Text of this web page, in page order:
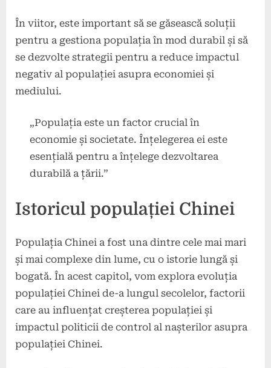
În viitor, este important să se găsească soluții
pentru a gestiona populația în mod durabil și să
se dezvolte strategii pentru a reduce impactul
negativ al populației asupra economiei și
mediului.
„Populația este un factor crucial în
economie și societate. Înțelegerea ei este
esențială pentru a înțelege dezvoltarea
durabilă a țării.”
Istoricul populației Chinei
Populația Chinei a fost una dintre cele mai mari
și mai complexe din lume, cu o istorie lungă și
bogată. În acest capitol, vom explora evoluția
populației Chinei de-a lungul secolelor, factorii
care au influențat creșterea populației și
impactul politicii de control al nașterilor asupra
populației Chinei.